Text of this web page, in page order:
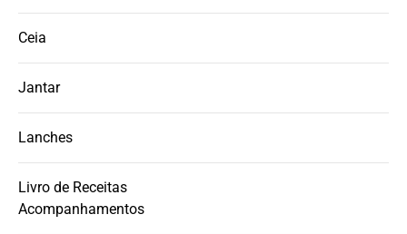
Ceia
Jantar
Lanches
Livro de Receitas
Acompanhamentos